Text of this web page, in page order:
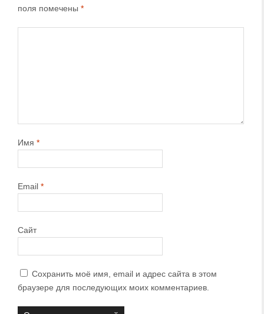
поля помечены *
Имя *
Email *
Сайт
Сохранить моё имя, email и адрес сайта в этом
браузере для последующих моих комментариев.